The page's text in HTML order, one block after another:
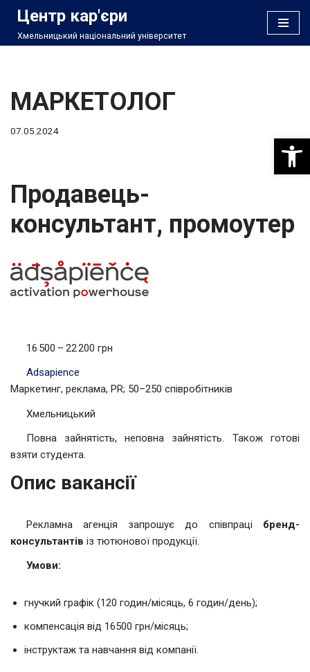
Перейти
Центр кар'єри
Хмельницький національний університет
МАРКЕТОЛОГ
07.05.2024
Продавець-
консультант, промоутер
16 500 – 22 200 грн
Adsapience
Маркетинг, реклама, PR; 50–250 співробітників
Хмельницький
Повна зайнятість, неповна зайнятість. Також готові
взяти студента.
Опис вакансії
Рекламна агенція запрошує до співпраці бренд-
консультантів із тютюнової продукції.
Умови:
гнучкий графік (120 годин/місяць, 6 годин/день);
компенсація від 16500 грн/місяць;
інструктаж та навчання від компанії.